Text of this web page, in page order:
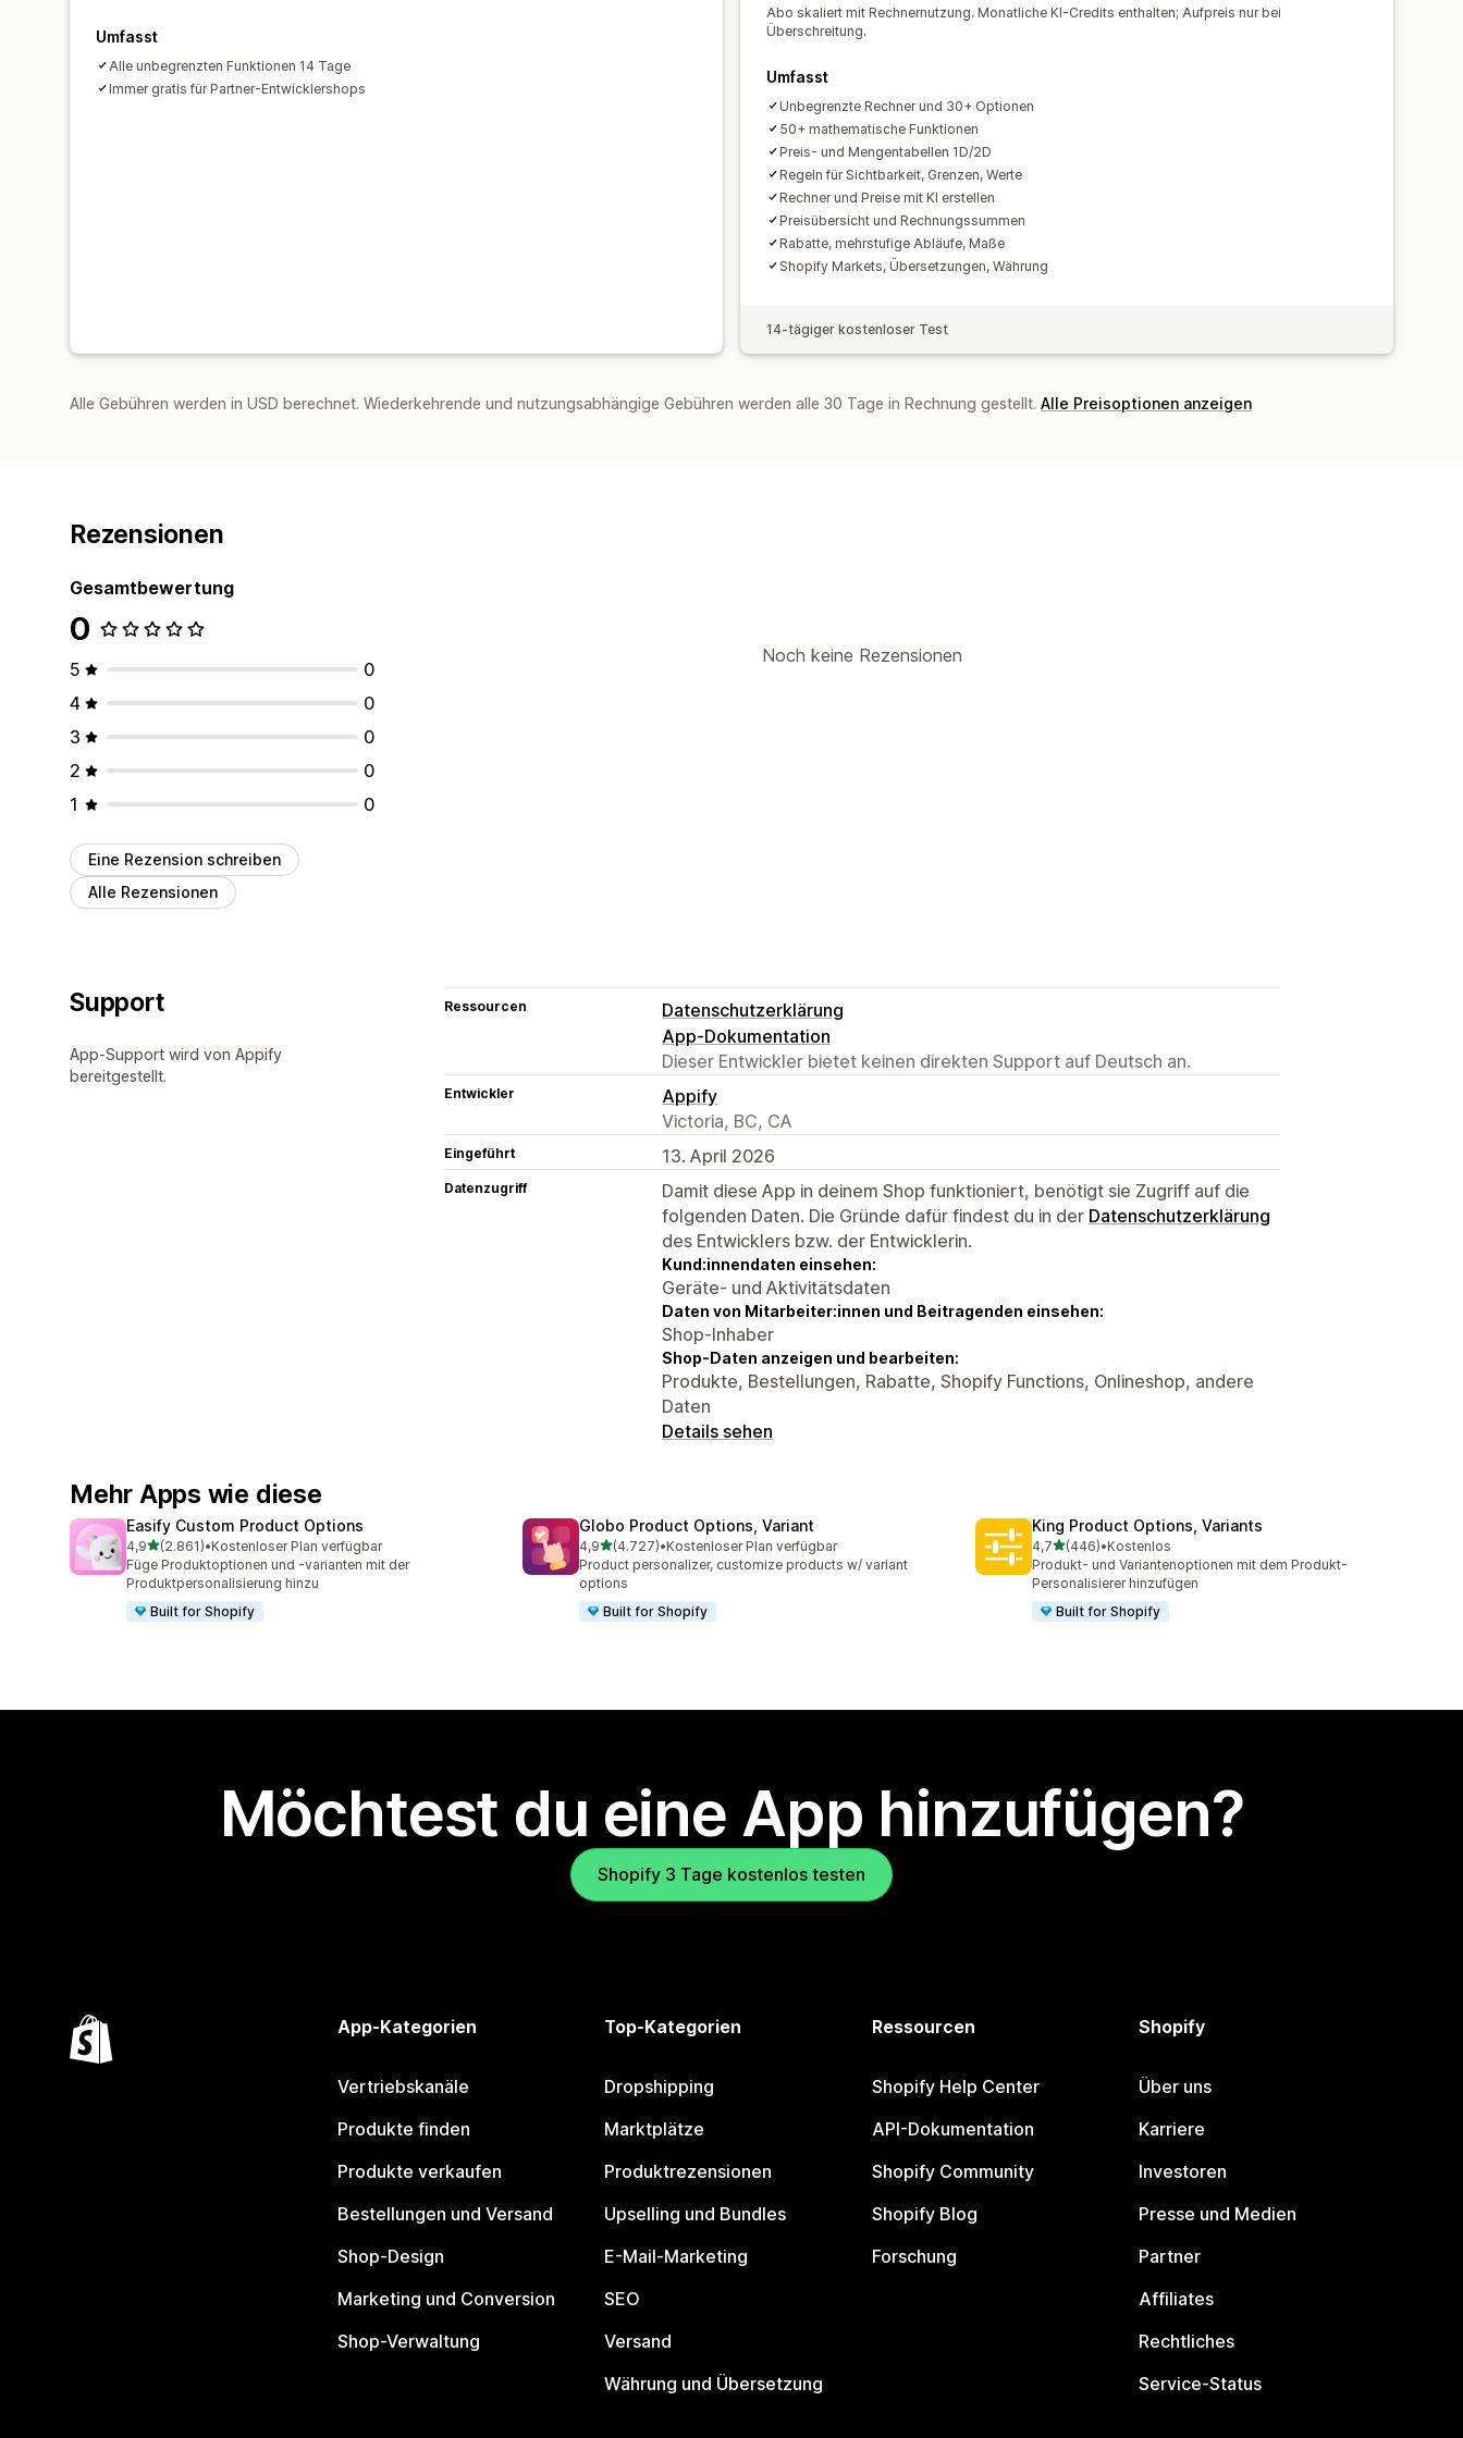
Benachrichtigungen über niedrige Lagerbestände
Bestandsverfügbarkeit
Manuelle Updates Automatische Updates
Umfasst
Alle unbegrenzten Funktionen 14 Tage
Immer gratis für Partner-Entwicklershops
Abo skaliert mit Rechnernutzung. Monatliche KI-Credits enthalten; Aufpreis nur bei
Überschreitung.
Umfasst
Unbegrenzte Rechner und 30+ Optionen
50+ mathematische Funktionen
Preis- und Mengentabellen 1D/2D
Regeln für Sichtbarkeit, Grenzen, Werte
Rechner und Preise mit KI erstellen
Preisübersicht und Rechnungssummen
Rabatte, mehrstufige Abläufe, Maße
Shopify Markets, Übersetzungen, Währung
14-tägiger kostenloser Test
Alle Gebühren werden in USD berechnet. Wiederkehrende und nutzungsabhängige Gebühren werden alle 30 Tage in Rechnung gestellt. Alle Preisoptionen anzeigen
Rezensionen
Gesamtbewertung
0
5
0
4
0
3
0
2
0
1
0
Eine Rezension schreiben
Alle Rezensionen
Noch keine Rezensionen
Support
App-Support wird von Appify
bereitgestellt.
Ressourcen
Datenschutzerklärung
App-Dokumentation
Dieser Entwickler bietet keinen direkten Support auf Deutsch an.
Entwickler
Appify
Victoria, BC, CA
Eingeführt 13. April 2026
Datenzugriff
Damit diese App in deinem Shop funktioniert, benötigt sie Zugriff auf die
folgenden Daten. Die Gründe dafür findest du in der Datenschutzerklärung
des Entwicklers bzw. der Entwicklerin.
Kund:innendaten einsehen:
Geräte- und Aktivitätsdaten
Daten von Mitarbeiter:innen und Beitragenden einsehen:
Shop-Inhaber
Shop-Daten anzeigen und bearbeiten:
Produkte, Bestellungen, Rabatte, Shopify Functions, Onlineshop, andere
Daten
Details sehen
Mehr Apps wie diese
Easify Custom Product Options
4,9von 5 Sternen
(2.861)
2861 Rezensionen insgesamt
•Kostenloser Plan verfügbar
Füge Produktoptionen und -varianten mit der
Produktpersonalisierung hinzu
Built for Shopify
Globo Product Options, Variant
4,9von 5 Sternen
(4.727)
4727 Rezensionen insgesamt
•Kostenloser Plan verfügbar
Product personalizer, customize products w/ variant
options
Built for Shopify
King Product Options, Variants
4,7von 5 Sternen
(446)
446 Rezensionen insgesamt
•Kostenlos
Produkt- und Variantenoptionen mit dem Produkt-
Personalisierer hinzufügen
Built for Shopify
Möchtest du eine App hinzufügen?
Shopify 3 Tage kostenlos testen
App-Kategorien
Vertriebskanäle
Produkte finden
Produkte verkaufen
Bestellungen und Versand
Shop-Design
Marketing und Conversion
Shop-Verwaltung
Top-Kategorien
Dropshipping
Marktplätze
Produktrezensionen
Upselling und Bundles
E-Mail-Marketing
SEO
Versand
Währung und Übersetzung
Ressourcen
Shopify Help Center
API-Dokumentation
Shopify Community
Shopify Blog
Forschung
Shopify
Über uns
Karriere
Investoren
Presse und Medien
Partner
Affiliates
Rechtliches
Service-Status